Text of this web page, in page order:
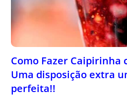
Como Fazer Caipirinha
Uma disposição extra
perfeita!!